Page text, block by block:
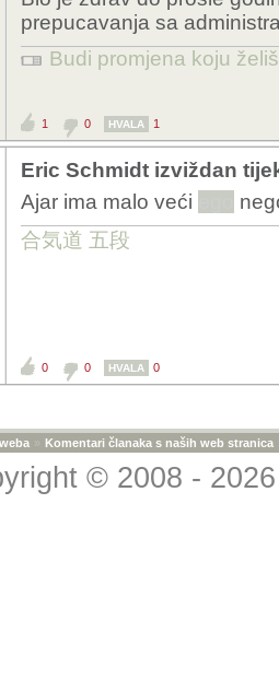
prepucavanja sa
Budi promjena koju
1 0 HVALA 1
Eric Schmidt izviždan
Ajar ima malo veći
合気道 五段
0 0 HVALA 0
» Komentari članaka s naših web stranica
© 2008 -